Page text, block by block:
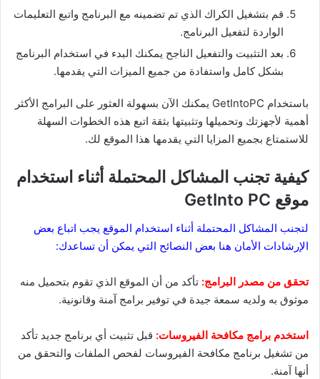
قم بتشغيل الكراك الذي تم تضمينه مع البرنامج واتبع التعليمات
الواردة لتفعيل البرنامج.
بعد التثبيت والتفعيل الناجح يمكنك البدء في استخدام البرنامج
بشكل كامل واستفادة من جميع الميزات التي يقدمها.
باستخدام GetIntoPC يمكنك الآن بسهولة العثور على البرامج الأكثر
أهمية لأجهزتك وتحميلها وتثبيتها بثقة اتبع هذه الخطوات السهلة
للاستمتاع بجميع المزايا التي يقدمها هذا الموقع لك.
كيفية تجنب المشاكل المحتملة أثناء استخدام
موقع GetInto PC
لتجنب المشاكل المحتملة أثناء استخدام الموقع يجب اتباع بعض
الإرشادات الأمان هنا بعض النصائح التي يمكن أن تساعدك:
تحقق من مصدر البرامج: تأكد من أن الموقع الذي تقوم بتحميل منه
موثوق به ولديه سمعة جيدة في توفير برامج آمنة وقانونية.
استخدم برامج مكافحة الفيروسات: قبل تثبيت أي برنامج جديد تأكد
من تشغيل برنامج مكافحة الفيروسات لفحص الملفات والتحقق من
أنها آمنة.